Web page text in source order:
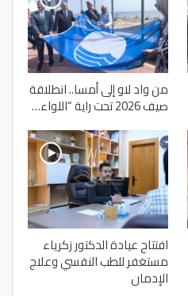
من واد لاو إلى أمسا.. انطلاقة
صيف 2026 تحت راية “اللواء…
افتتاح عيادة الدكتور زكرياء
مستغفر للطب النفسي وعلاج
الإدمان